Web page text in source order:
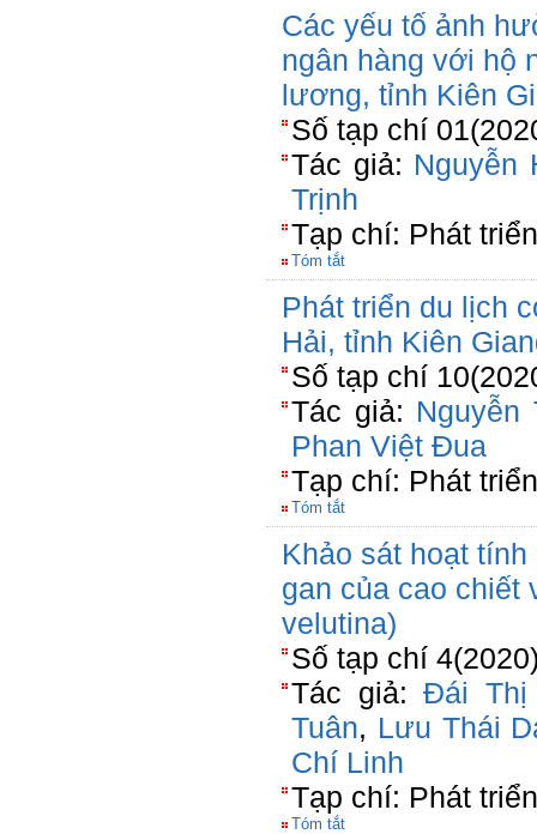
Các yếu tố ảnh
ngân hàng với hộ
lương, tỉnh Kiên
Số tạp chí
Tác giả: Nguyễn
Trịnh
Tạp chí: Phát
Tóm tắt
Phát triển du lịch
Hải, tỉnh Kiên
Số tạp chí
Tác giả: Nguyễn
Phan Việt Đua
Tạp chí: Phát
Tóm tắt
Khảo sát hoạt
gan của cao chiết
velutina)
Số tạp chí
Tác giả:Đái Thị
Tuân, Lưu Thái
Chí Linh
Tạp chí: Phát
Tóm tắt